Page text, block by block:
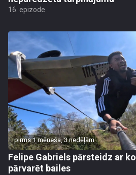
16. epizode
pirms 1 mēneša, 3 nedēļām
Felipe Gabriels pārsteidz ar
pārvarēt bailes